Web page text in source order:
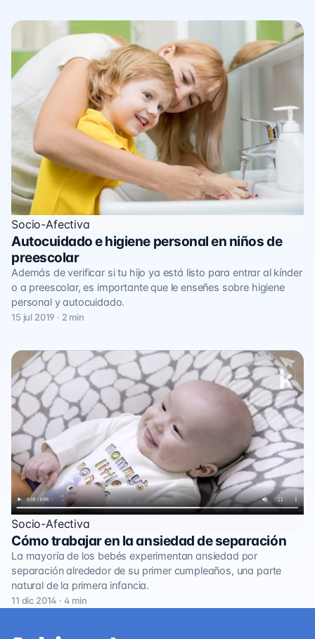
Socio-Afectiva
Autocuidado e higiene personal en niños de
preescolar
Además de verificar si tu hijo ya está listo para entrar al kínder
o a preescolar, es importante que le enseñes sobre higiene
personal y autocuidado.
15 jul 2019 · 2 min
Socio-Afectiva
Cómo trabajar en la ansiedad de separación
La mayoría de los bebés experimentan ansiedad por
separación alrededor de su primer cumpleaños, una parte
natural de la primera infancia.
11 dic 2014 · 4 min